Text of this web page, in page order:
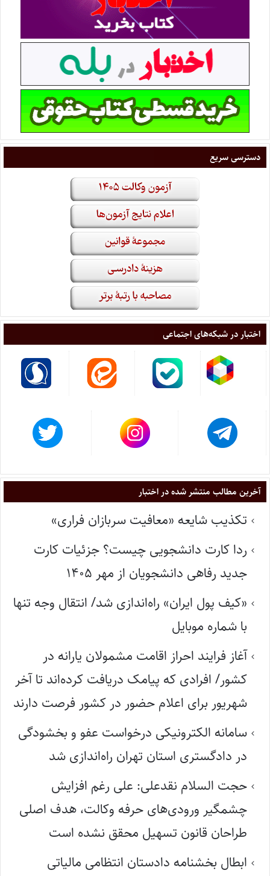
دسترسی سریع
اختبار در شبکه‌های اجتماعی
آخرین مطالب منتشر شده در اختبار
تکذیب شایعه «معافیت سربازان فراری»
ردا کارت دانشجویی چیست؟ جزئیات کارت
جدید رفاهی دانشجویان از مهر ۱۴۰۵
«کیف پول ایران» راه‌اندازی شد/ انتقال وجه تنها
با شماره موبایل
آغاز فرایند احراز اقامت مشمولان یارانه در
کشور/ افرادی که پیامک دریافت کرده‌اند تا آخر
شهریور برای اعلام حضور در کشور فرصت دارند
سامانه الکترونیکی درخواست عفو و بخشودگی
در دادگستری استان تهران راه‌اندازی شد
حجت السلام نقدعلی: علی رغم افزایش
چشمگیر ورودی‌های حرفه وکالت، هدف اصلی
طراحان قانون تسهیل محقق نشده است
ابطال بخشنامه دادستان انتظامی مالیاتی